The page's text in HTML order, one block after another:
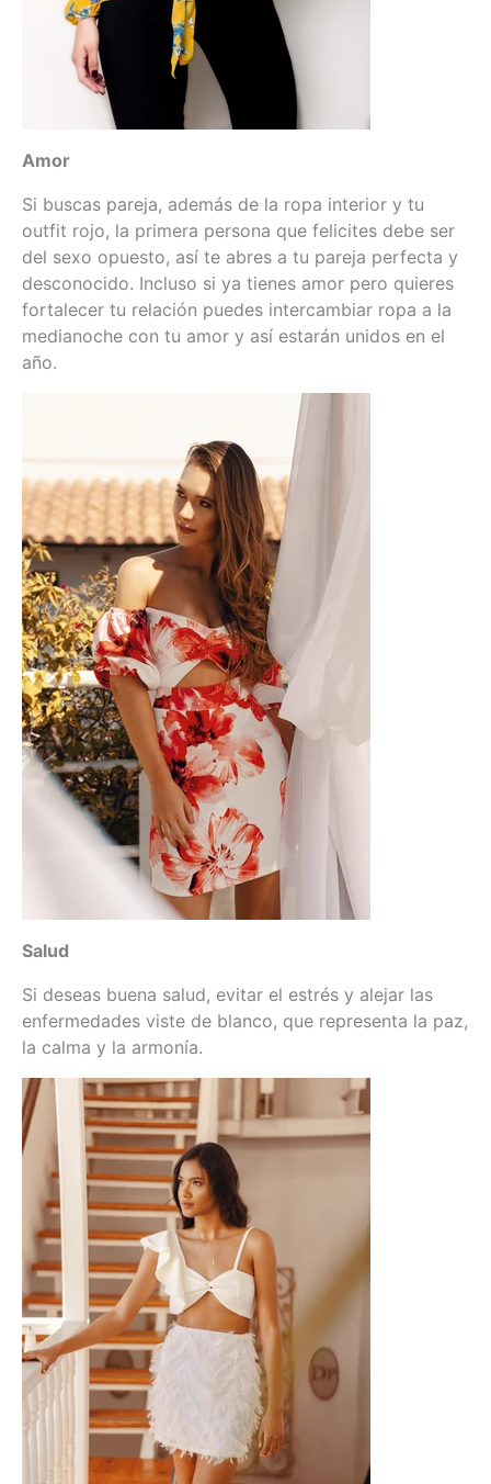
Amor
Si buscas pareja, además de la ropa interior y tu
outfit rojo, la primera persona que felicites debe ser
del sexo opuesto, así te abres a tu pareja perfecta y
desconocido. Incluso si ya tienes amor pero quieres
fortalecer tu relación puedes intercambiar ropa a la
medianoche con tu amor y así estarán unidos en el
año.
Salud
Si deseas buena salud, evitar el estrés y alejar las
enfermedades viste de blanco, que representa la paz,
la calma y la armonía.